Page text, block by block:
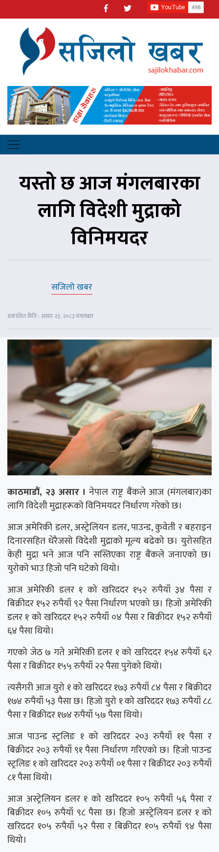
यस्तो छ आज मंगलबारका
लागि विदेशी मुद्राको
विनिमयदर
सजिलो खबर
प्रकाशित मिति : असार २३, २०८३ मंगलबार
काठमाडौं, २३ असार । नेपाल राष्ट्र बैंकले आज (मंगलबार)का
लागि विदेशी मुद्राहरूको विनिमयदर निर्धारण गरेको छ।
आज अमेरिकी डलर, अस्ट्रेलियन डलर, पाउन्ड, कुवेती र बहराइन
दिनारसहित धेरैजसो विदेशी मुद्राको मूल्य बढेको छ। युरोसहित
केही मुद्रा भने आज पनि सस्तिएका राष्ट्र बैंकले जनाएको छ।
युरोको भाउ हिजो पनि घटेको थियो।
आज अमेरिकी डलर १ को खरिददर १५२ रुपैयाँ ३४ पैसा र
बिक्रीदर १५२ रुपैयाँ ९२ पैसा निर्धारण भएको छ। हिजो अमेरिकी
डलर १ को खरिददर १५२ रुपैयाँ ०४ पैसा र बिक्रीदर १५२ रुपैयाँ
६४ पैसा थियो।
गएको जेठ ७ गते अमेरिकी डलर १ को खरिददर १५४ रुपैयाँ ६२
पैसा र बिक्रीदर १५५ रुपैयाँ २२ पैसा पुगेको थियो।
त्यसैगरी आज युरो १ को खरिददर १७३ रुपैयाँ ८४ पैसा र बिक्रीदर
१७४ रुपैयाँ ५३ पैसा छ। हिजो युरो १ को खरिददर १७३ रुपैयाँ ८८
पैसा र बिक्रीदर १७४ रुपैयाँ ५७ पैसा थियो।
आज पाउन्ड स्ट्रलिङ १ को खरिददर २०३ रुपैयाँ ११ पैसा र
बिक्रीदर २०३ रुपैयाँ ९१ पैसा निर्धारण गरिएको छ। हिजो पाउन्ड
स्ट्रलिङ १ को खरिददर २०३ रुपैयाँ ०१ पैसा र बिक्रीदर २०३ रुपैयाँ
८१ पैसा थियो।
आज अस्ट्रेलियन डलर १ को खरिददर १०५ रुपैयाँ ५६ पैसा र
बिक्रीदर १०५ रुपैयाँ ९८ पैसा छ। हिजो अस्ट्रेलियन डलर १ को
खरिददर १०५ रुपैयाँ ५२ पैसा र बिक्रीदर १०५ रुपैयाँ ९४ पैसा
थियो।